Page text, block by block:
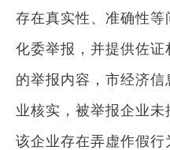
存在真实性、准确性
化委举报，并提供佐
的举报内容，市经济
业核实，被举报企业
该企业存在弄虚作假